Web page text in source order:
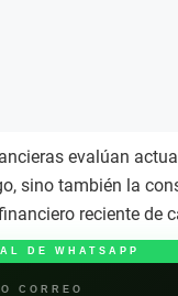
evalúan
sino también la
reciente de
DE WHATSAPP
CORREO